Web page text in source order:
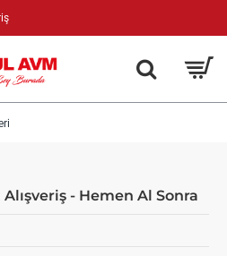
- Hemen Al Sonra